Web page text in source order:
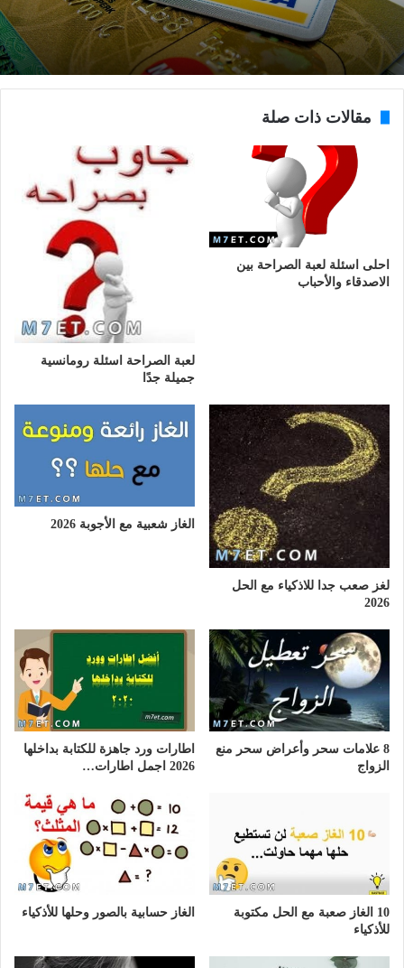
مقالات ذات صلة
احلى اسئلة لعبة الصراحة بين
الاصدقاء والأحباب
لعبة الصراحة اسئلة رومانسية
جميلة جدًا
لغز صعب جدا للاذكياء مع الحل
2026
الغاز شعبية مع الأجوبة 2026
8 علامات سحر وأعراض سحر منع
الزواج
اطارات ورد جاهزة للكتابة بداخلها
2026 اجمل اطارات…
10 الغاز صعبة مع الحل مكتوبة
للأذكياء
الغاز حسابية بالصور وحلها للأذكياء